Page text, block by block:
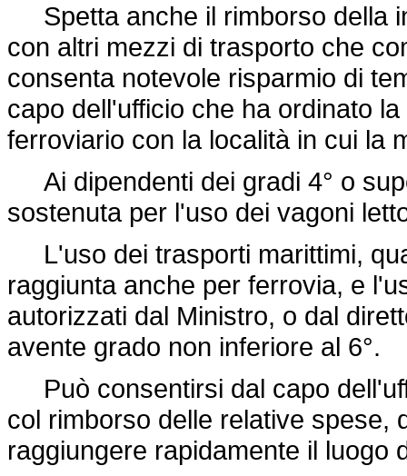
Spetta anche il rimborso della
con altri mezzi di trasporto che
consenta notevole risparmio di
capo dell'ufficio che ha ordinato
ferroviario con la località in cui la
Ai dipendenti dei gradi 4° o
sostenuta per l'uso dei vagoni
L'uso dei trasporti marittimi,
raggiunta anche per ferrovia, e
autorizzati dal Ministro, o dal
avente grado non inferiore al 6°.
Può consentirsi dal capo
col rimborso delle relative spese,
raggiungere rapidamente il luogo